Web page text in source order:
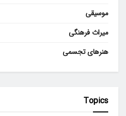
موسیقی
میراث فرهنگی
هنرهای تجسمی
Topics